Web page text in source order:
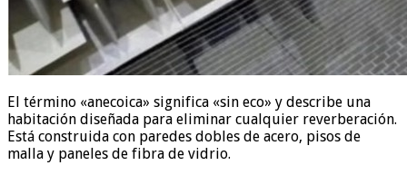
El término «anecoica» significa «sin eco» y describe una
habitación diseñada para eliminar cualquier reverberación.
Está construida con paredes dobles de acero, pisos de
malla y paneles de fibra de vidrio.